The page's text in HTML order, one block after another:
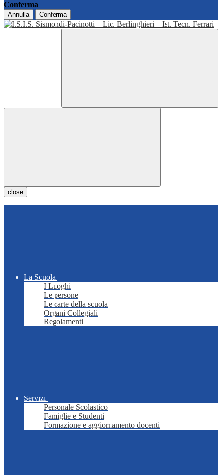
Conferma
Annulla Conferma
close
La Scuola
I Luoghi
Le persone
Le carte della scuola
Organi Collegiali
Regolamenti
Servizi
Personale Scolastico
Famiglie e Studenti
Formazione e aggiornamento docenti